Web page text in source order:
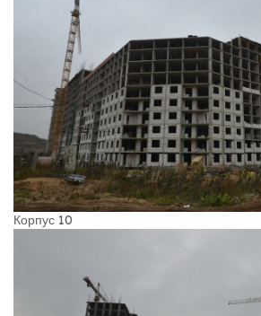
Корпус 10